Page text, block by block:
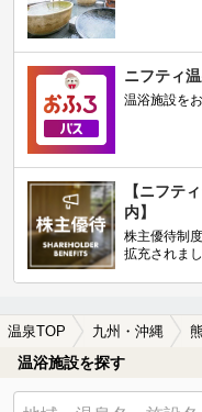
ニフティ
温浴施設を
【ニフテ
内】
株主優待制
拡充されまし
温泉TOP 九州・沖縄
温浴施設を探す